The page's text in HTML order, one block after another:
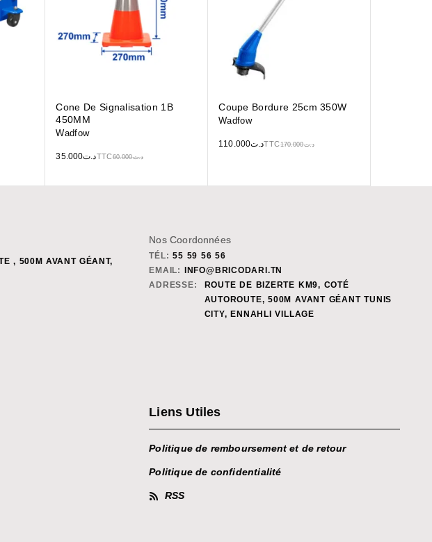
Cone De Signalisation 1B
450MM
Wadfow
د.ت60.000 د.ت35.000 TTC
Coupe Bordure 25cm 350W
Wadfow
د.ت170.000 د.ت110.000 TTC
, 500M AVANT GÉANT,
Nos Coordonnées
TÉL: 55 59 56 56
EMAIL:
INFO@BRICODARI.TN
ADRESSE:
ROUTE DE BIZERTE KM9, COTÉ
AUTOROUTE, 500M AVANT GÉANT TUNIS
CITY, ENNAHLI VILLAGE
Liens Utiles
Politique de remboursement et de retour
Politique de confidentialité
RSS